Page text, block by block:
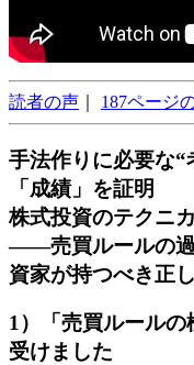
読者の声 187ページ
手法作りに必要な
「成績」を証明
株式投資のテクニ
――売買ルールの過
資家が持つべき正
1）「売買ルール
受けました